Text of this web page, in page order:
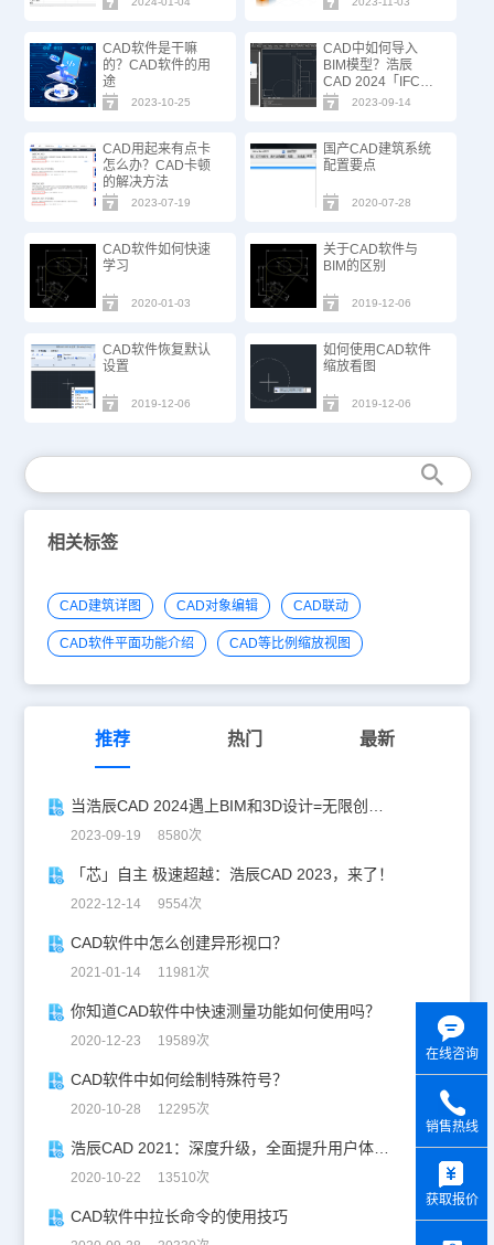
CAD软件是干嘛
的？CAD软件的用
途
2023-10-25
CAD中如何导入
BIM模型？浩辰
CAD 2024「IFC标
准数据转换」功能
上线！
2023-09-14
CAD用起来有点卡
怎么办？CAD卡顿
的解决方法
2023-07-19
国产CAD建筑系统
配置要点
2020-07-28
CAD软件如何快速
学习
2020-01-03
关于CAD软件与
BIM的区别
2019-12-06
CAD软件恢复默认
设置
2019-12-06
如何使用CAD软件
缩放看图
2019-12-06
相关标签
CAD建筑详图 CAD对象编辑 CAD联动
CAD软件平面功能介绍 CAD等比例缩放视图
推荐 热门 最新
当浩辰CAD 2024遇上BIM和3D设计=无限创造力
2023-09-19 8580次
「芯」自主 极速超越：浩辰CAD 2023，来了！
2022-12-14 9554次
CAD软件中怎么创建异形视口？
2021-01-14 11981次
你知道CAD软件中快速测量功能如何使用吗？
2020-12-23 19589次
CAD软件中如何绘制特殊符号？
2020-10-28 12295次
浩辰CAD 2021：深度升级，全面提升用户体验！
2020-10-22 13510次
CAD软件中拉长命令的使用技巧
在线咨询
销售热线
获取报价